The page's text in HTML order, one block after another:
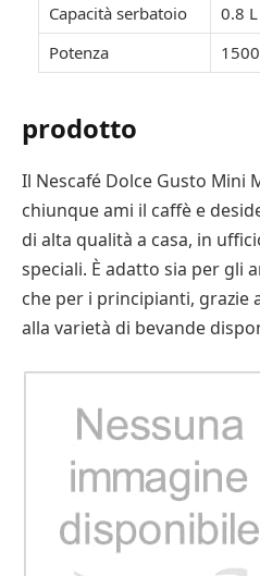
Capacità serbatoio
0.8 L
Potenza
prodotto
Il Nescafé Dolce Gusto Mini
chiunque ami il caffè e
di alta qualità a casa, in
speciali. È adatto sia per gli
che per i principianti, grazie
alla varietà di bevande